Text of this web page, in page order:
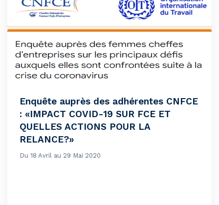
Enquête auprès des adhérentes CNFCE
: «IMPACT COVID-19 SUR FCE ET
QUELLES ACTIONS POUR LA
RELANCE?»
Du 18 Avril au 29 Mai 2020